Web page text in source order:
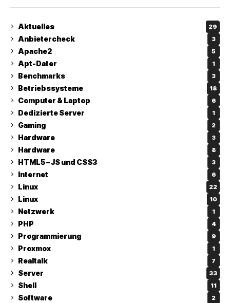
Aktuelles 29
Anbietercheck 3
Apache2 5
Apt-Dater 1
Benchmarks 3
Betriebssysteme 18
Computer & Laptop 6
Dedizierte Server 1
Gaming 2
Hardware 3
Hardware 8
HTML5 – JS und CSS3 3
Internet 6
Linux 22
Linux 10
Netzwerk 1
PHP 4
Programmierung 9
Proxmox 1
Realtalk 7
Server 33
Shell 11
Software 2